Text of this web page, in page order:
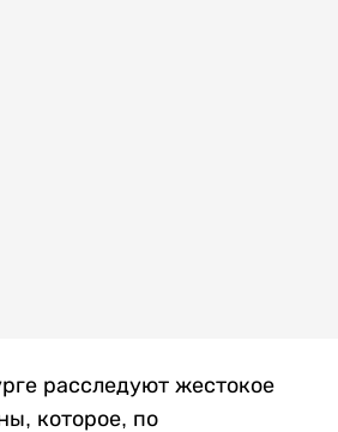
расследуют жестокое
которое, по